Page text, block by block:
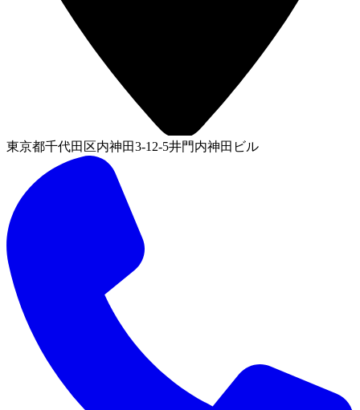
東京都千代田区内神田3-12-5井門内神田ビル